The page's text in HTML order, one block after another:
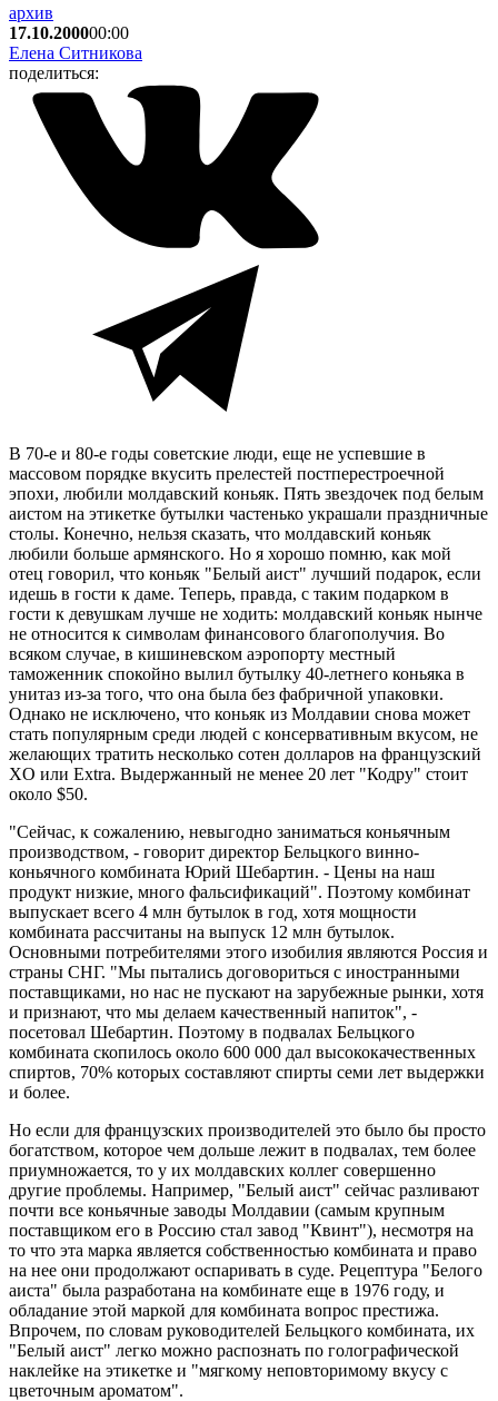
архив
17.10.200000:00
Елена Ситникова
поделиться:
В 70-е и 80-е годы советские люди, еще не успевшие в
массовом порядке вкусить прелестей постперестроечной
эпохи, любили молдавский коньяк. Пять звездочек под белым
аистом на этикетке бутылки частенько украшали праздничные
столы. Конечно, нельзя сказать, что молдавский коньяк
любили больше армянского. Но я хорошо помню, как мой
отец говорил, что коньяк "Белый аист" лучший подарок, если
идешь в гости к даме. Теперь, правда, с таким подарком в
гости к девушкам лучше не ходить: молдавский коньяк нынче
не относится к символам финансового благополучия. Во
всяком случае, в кишиневском аэропорту местный
таможенник спокойно вылил бутылку 40-летнего коньяка в
унитаз из-за того, что она была без фабричной упаковки.
Однако не исключено, что коньяк из Молдавии снова может
стать популярным среди людей с консервативным вкусом, не
желающих тратить несколько сотен долларов на французский
XO или Extra. Выдержанный не менее 20 лет "Кодру" стоит
около $50.
"Сейчас, к сожалению, невыгодно заниматься коньячным
производством, - говорит директор Бельцкого винно-
коньячного комбината Юрий Шебартин. - Цены на наш
продукт низкие, много фальсификаций". Поэтому комбинат
выпускает всего 4 млн бутылок в год, хотя мощности
комбината рассчитаны на выпуск 12 млн бутылок.
Основными потребителями этого изобилия являются Россия и
страны СНГ. "Мы пытались договориться с иностранными
поставщиками, но нас не пускают на зарубежные рынки, хотя
и признают, что мы делаем качественный напиток", -
посетовал Шебартин. Поэтому в подвалах Бельцкого
комбината скопилось около 600 000 дал высококачественных
спиртов, 70% которых составляют спирты семи лет выдержки
и более.
Но если для французских производителей это было бы просто
богатством, которое чем дольше лежит в подвалах, тем более
приумножается, то у их молдавских коллег совершенно
другие проблемы. Например, "Белый аист" сейчас разливают
почти все коньячные заводы Молдавии (самым крупным
поставщиком его в Россию стал завод "Квинт"), несмотря на
то что эта марка является собственностью комбината и право
на нее они продолжают оспаривать в суде. Рецептура "Белого
аиста" была разработана на комбинате еще в 1976 году, и
обладание этой маркой для комбината вопрос престижа.
Впрочем, по словам руководителей Бельцкого комбината, их
"Белый аист" легко можно распознать по голографической
наклейке на этикетке и "мягкому неповторимому вкусу с
цветочным ароматом".